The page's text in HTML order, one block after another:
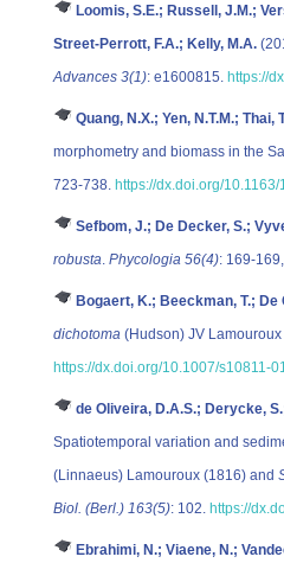
Loomis, S.E.; Russell, J.M.;
Street-Perrott, F.A.; Kelly, M.A.
Advances 3(1): e1600815. https://
Quang, N.X.; Yen, N.T.M.;
morphometry and biomass in the
723-738. https://dx.doi.org/
Sefbom, J.; De Decker, S.;
robusta. Phycologia 56(4): 169-169,
Bogaert, K.; Beeckman, T.; De
dichotoma (Hudson) JV
https://dx.doi.org/10.1007/s10811-
de Oliveira, D.A.S.; Derycke,
Spatiotemporal variation and
(Linnaeus) Lamouroux (1816) and
Biol. (Berl.) 163(5): 102. https://
Ebrahimi, N.; Viaene, N.;